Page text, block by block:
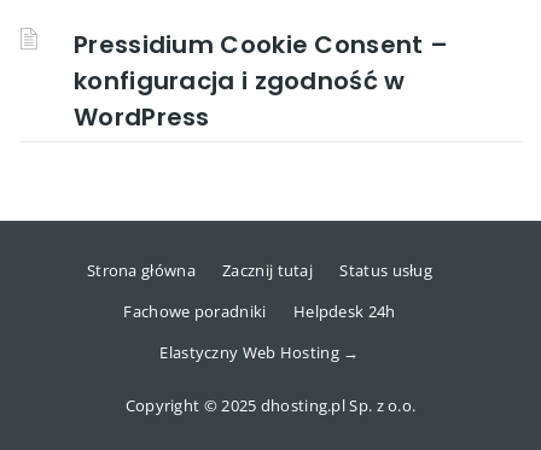
Pressidium Cookie Consent –
konfiguracja i zgodność w
WordPress
Strona główna Zacznij tutaj
Status usług
Fachowe poradniki
Helpdesk 24h
Elastyczny Web Hosting →
Copyright © 2025 dhosting.pl Sp. z o.o.